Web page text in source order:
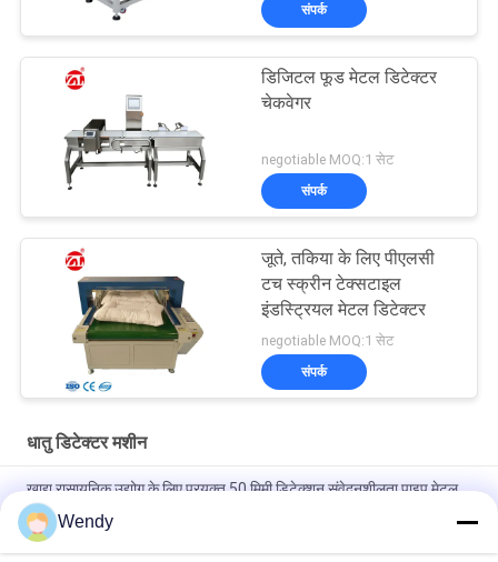
संपर्क
डिजिटल फूड मेटल डिटेक्टर
चेकवेगर
negotiable MOQ:1 सेट
संपर्क
जूते, तकिया के लिए पीएलसी
टच स्क्रीन टेक्सटाइल
इंडस्ट्रियल मेटल डिटेक्टर
negotiable MOQ:1 सेट
संपर्क
धातु डिटेक्टर मशीन
खाद्य रासायनिक उद्योग के लिए प्रयुक्त 50 मिमी डिटेक्शन संवेदनशीलता पाइप मेटल
डिटेक्टर
"ठोस SUS304 संरचना कन्वेयर बेल्ट चेक वेजिंग सिस्टम मशीन"
Wendy